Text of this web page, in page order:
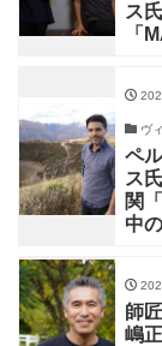
ス
「
ヴ
ペ
ス
関
中
師
嶋